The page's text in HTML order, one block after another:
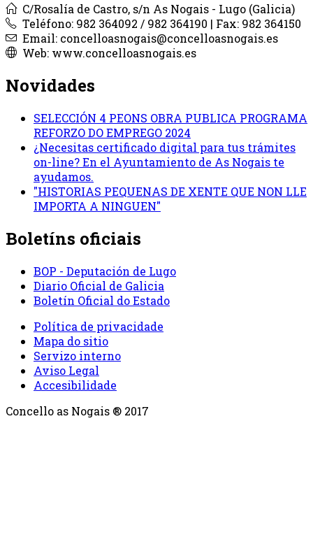
C/Rosalía de Castro, s/n As Nogais - Lugo (Galicia)
Teléfono: 982 364092 / 982 364190 | Fax: 982 364150
Email: concelloasnogais@concelloasnogais.es
Web: www.concelloasnogais.es
Novidades
SELECCIÓN 4 PEONS OBRA PUBLICA PROGRAMA
REFORZO DO EMPREGO 2024
¿Necesitas certificado digital para tus trámites
on-line? En el Ayuntamiento de As Nogais te
ayudamos.
"HISTORIAS PEQUENAS DE XENTE QUE NON LLE
IMPORTA A NINGUEN"
Boletíns oficiais
BOP - Deputación de Lugo
Diario Oficial de Galicia
Boletín Oficial do Estado
Política de privacidade
Mapa do sitio
Servizo interno
Aviso Legal
Accesibilidade
Concello as Nogais ® 2017